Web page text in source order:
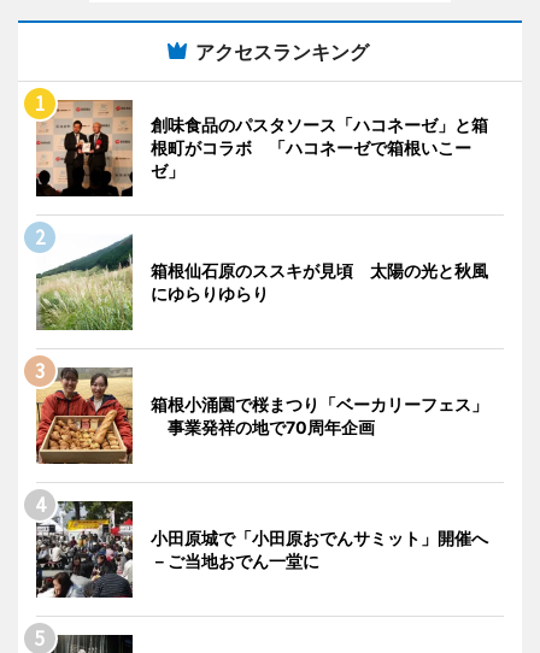
アクセスランキング
創味食品のパスタソース「ハコネーゼ」と箱
根町がコラボ 「ハコネーゼで箱根いこー
ゼ」
箱根仙石原のススキが見頃 太陽の光と秋風
にゆらりゆらり
箱根小涌園で桜まつり「ベーカリーフェス」
事業発祥の地で70周年企画
小田原城で「小田原おでんサミット」開催へ
－ご当地おでん一堂に